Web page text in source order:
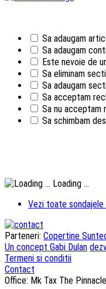
Sa adaugam
Sa adaugam
Este nevoie de
Sa eliminam
Sa adaugam
Sa acceptam
Sa nu acceptam
Sa schimbam
Loading ...
Vezi toate sondajele
Parteneri: Copertine
Un concept Gabi Dulan
Termeni si conditii
Contact
Office: Mk Tax The